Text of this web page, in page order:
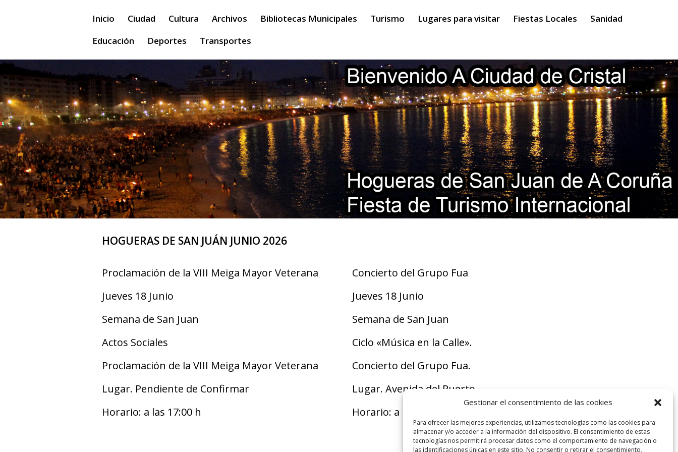
Gestionar el consentimiento de las cookies
Para ofrecer las mejores experiencias, utilizamos tecnologías como las cookies para
almacenar y/o acceder a la información del dispositivo. El consentimiento de estas
tecnologías nos permitirá procesar datos como el comportamiento de navegación o
las identificaciones únicas en este sitio. No consentir o retirar el consentimiento,
Inicio Ciudad Cultura Archivos Bibliotecas Municipales Turismo Lugares para visitar Fiestas Locales
Sanidad
Educación
Deportes Transportes
HOGUERAS DE SAN JUÁN JUNIO 2026
Proclamación de la VIII Meiga Mayor Veterana
Jueves 18 Junio
Semana de San Juan
Actos Sociales
Proclamación de la VIII Meiga Mayor Veterana
Lugar. Pendiente de Confirmar
Horario: a las 17:00 h
Concierto del Grupo Fua
Jueves 18 Junio
Semana de San Juan
Ciclo «Música en la Calle».
Concierto del Grupo Fua.
Lugar. Avenida del Puerto
Horario: a las 20:00 h